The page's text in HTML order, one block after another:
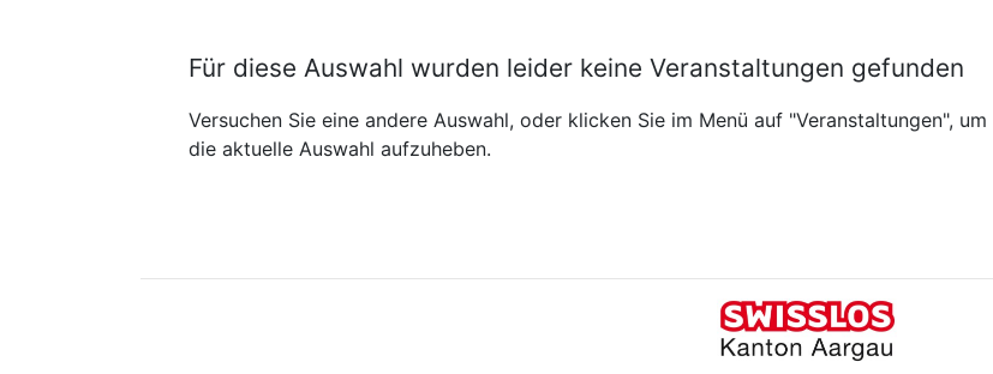
Für diese Auswahl wurden leider keine Veranstaltungen gefunden
Versuchen Sie eine andere Auswahl, oder klicken Sie im Menü auf "Veranstaltungen", um
die aktuelle Auswahl aufzuheben.